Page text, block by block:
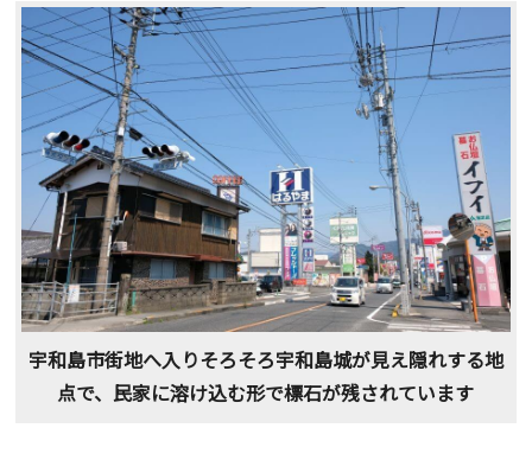
宇和島市街地へ入りそろそろ宇和島城が見え隠れする地
点で、民家に溶け込む形で標石が残されています